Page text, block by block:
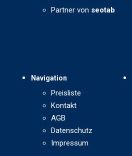
Partner von seotab
Navigation
Preisliste
Kontakt
AGB
Datenschutz
Impressum